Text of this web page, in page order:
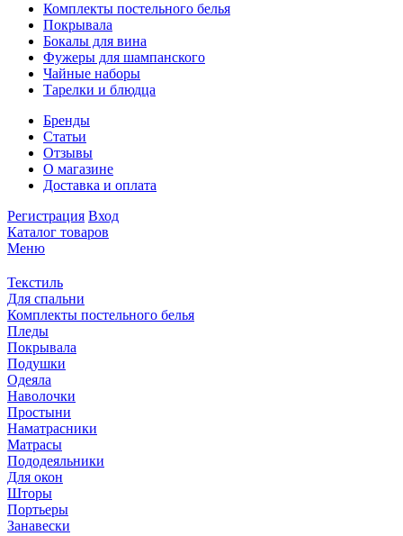
Комплекты постельного белья
Покрывала
Бокалы для вина
Фужеры для шампанского
Чайные наборы
Тарелки и блюдца
Бренды
Статьи
Отзывы
О магазине
Доставка и оплата
Регистрация Вход
Каталог товаров
Меню
Текстиль
Для спальни
Комплекты постельного белья
Пледы
Покрывала
Подушки
Одеяла
Наволочки
Простыни
Наматрасники
Матрасы
Пододеяльники
Для окон
Шторы
Портьеры
Занавески